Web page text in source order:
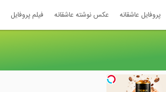
پروفایل عاشقانه عکس نوشته عاشقانه فیلم پروفایل